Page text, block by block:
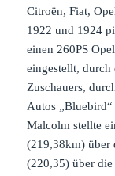
Citroën, Fiat,
1922 und 1924
einen 260PS
eingestellt, durch
Zuschauers,
Autos
Malcolm stellte
(219,38km) über
(220,35) über